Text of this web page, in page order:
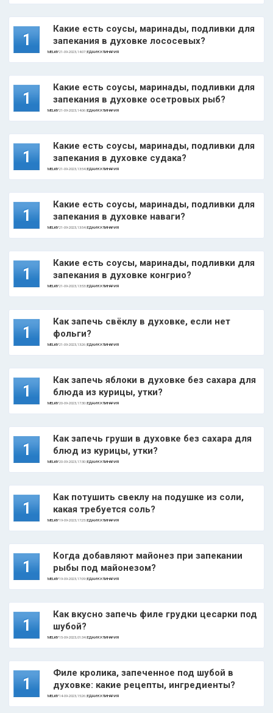
1
Какие есть соусы, маринады, подливки для
запекания в духовке лососевых?
MELKIY21-09-2023, 14:07 |ЕДА И КУЛИНАРИЯ
1
Какие есть соусы, маринады, подливки для
запекания в духовке осетровых рыб?
MELKIY21-09-2023, 14:06 |ЕДА И КУЛИНАРИЯ
1
Какие есть соусы, маринады, подливки для
запекания в духовке судака?
MELKIY21-09-2023, 13:54 |ЕДА И КУЛИНАРИЯ
1
Какие есть соусы, маринады, подливки для
запекания в духовке наваги?
MELKIY21-09-2023, 13:54 |ЕДА И КУЛИНАРИЯ
1
Какие есть соусы, маринады, подливки для
запекания в духовке конгрио?
MELKIY21-09-2023, 13:53 |ЕДА И КУЛИНАРИЯ
1
Как запечь свёклу в духовке, если нет
фольги?
MELKIY21-09-2023, 13:26 |ЕДА И КУЛИНАРИЯ
1
Как запечь яблоки в духовке без сахара для
блюда из курицы, утки?
MELKIY20-09-2023, 17:30 |ЕДА И КУЛИНАРИЯ
1
Как запечь груши в духовке без сахара для
блюд из курицы, утки?
MELKIY20-09-2023, 17:30 |ЕДА И КУЛИНАРИЯ
1
Как потушить свеклу на подушке из соли,
какая требуется соль?
MELKIY19-09-2023, 17:25 |ЕДА И КУЛИНАРИЯ
1
Когда добавляют майонез при запекании
рыбы под майонезом?
MELKIY19-09-2023, 17:09 |ЕДА И КУЛИНАРИЯ
1
Как вкусно запечь филе грудки цесарки под
шубой?
MELKIY15-09-2023, 01:34 |ЕДА И КУЛИНАРИЯ
1
Филе кролика, запеченное под шубой в
духовке: какие рецепты, ингредиенты?
MELKIY14-09-2023, 15:26 |ЕДА И КУЛИНАРИЯ